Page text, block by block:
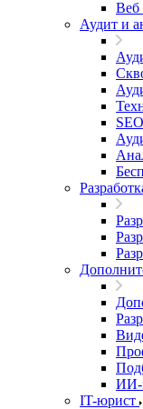
Веб
Аудит и
ИИ-
IT-юрист